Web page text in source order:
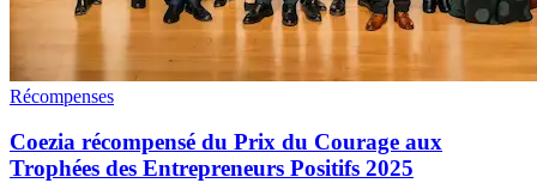
Récompenses
Coezia récompensé du Prix du Courage aux
Trophées des Entrepreneurs Positifs 2025